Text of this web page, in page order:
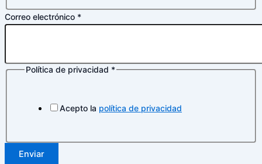
Nombre
Correo electrónico *
Política de privacidad *
Acepto la política de privacidad
Enviar